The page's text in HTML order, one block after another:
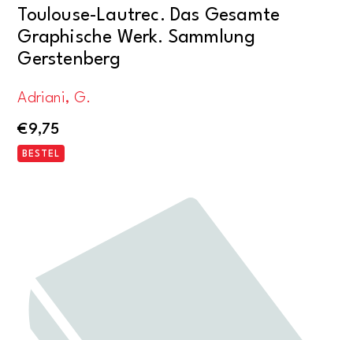
Toulouse-Lautrec. Das Gesamte
Graphische Werk. Sammlung
Gerstenberg
Adriani, G.
€9,75
BESTEL